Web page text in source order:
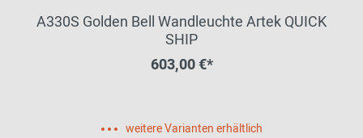
A330S Golden Bell Wandleuchte Artek QUICK
SHIP
603,00 €*
weitere Varianten erhältlich